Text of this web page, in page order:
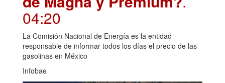
04:20
La Comisión Nacional de Energía es la entidad
responsable de informar todos los días el precio de las
gasolinas en México
Infobae